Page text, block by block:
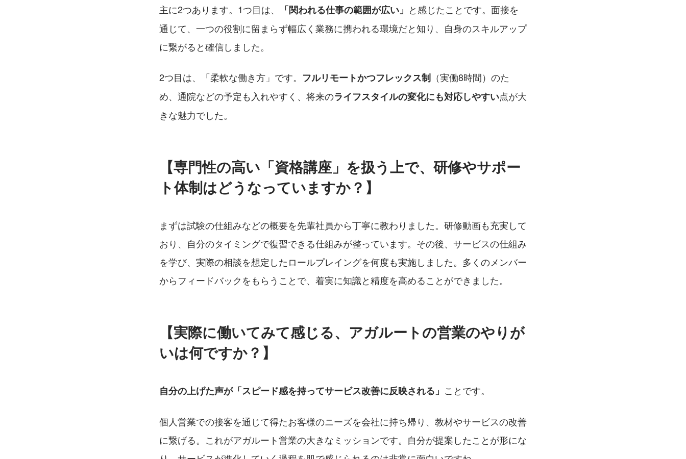
主に2つあります。1つ目は、 「関われる仕事の範囲が広い」 と感じたことです。面接を
通じて、一つの役割に留まらず幅広く業務に携われる環境だと知り、自身のスキルアップ
に繋がると確信しました。
2つ目は、「柔軟な働き方」です。 フルリモートかつフレックス制 （実働8時間）のた
め、通院などの予定も入れやすく、将来のライフスタイルの変化にも対応しやすい点が大
きな魅力でした。
【専門性の高い「資格講座」を扱う上で、研修やサポー
ト体制はどうなっていますか？】
まずは試験の仕組みなどの概要を先輩社員から丁寧に教わりました。研修動画も充実して
おり、自分のタイミングで復習できる仕組みが整っています。その後、サービスの仕組み
を学び、実際の相談を想定したロールプレイングを何度も実施しました。多くのメンバー
からフィードバックをもらうことで、着実に知識と精度を高めることができました。
【実際に働いてみて感じる、アガルートの営業のやりが
いは何ですか？】
自分の上げた声が「スピード感を持ってサービス改善に反映される」 ことです。
個人営業での接客を通じて得たお客様のニーズを会社に持ち帰り、教材やサービスの改善
に繋げる。これがアガルート営業の大きなミッションです。自分が提案したことが形にな